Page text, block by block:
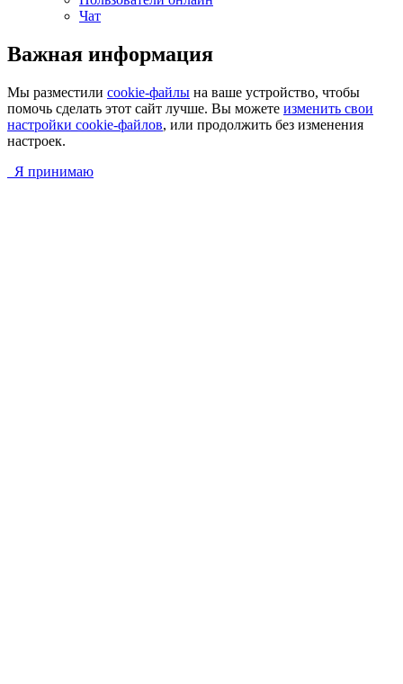
Чат
Важная информация
Мы разместили cookie-файлы на ваше устройство, чтобы
помочь сделать этот сайт лучше. Вы можете изменить свои
настройки cookie-файлов, или продолжить без изменения
настроек.
Я принимаю